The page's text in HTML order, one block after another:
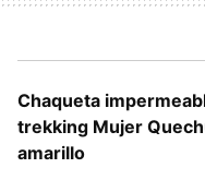
Chaqueta
trekking Mujer
amarillo